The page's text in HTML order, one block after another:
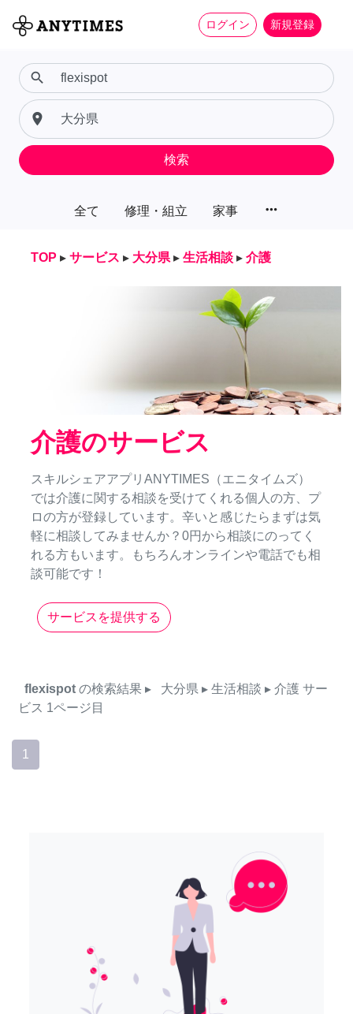
ログイン 新規登録
全て 修理・組立 家事 more_horiz
search
place
検索
TOP ▸ サービス ▸ 大分県 ▸ 生活相談 ▸ 介護
介護のサービス
スキルシェアアプリANYTIMES（エニタイムズ）
では介護に関する相談を受けてくれる個人の方、プ
ロの方が登録しています。辛いと感じたらまずは気
軽に相談してみませんか？0円から相談にのってく
れる方もいます。もちろんオンラインや電話でも相
談可能です！
サービスを提供する
flexispot の検索結果 ▸ 大分県 ▸ 生活相談 ▸ 介護 サー
ビス 1ページ目
1